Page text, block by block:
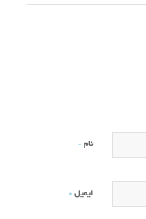
نام *
ایمیل *